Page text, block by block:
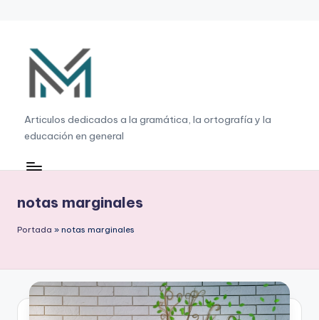
contenido
G
r
a
á
ti
a
,
Articulos dedicados a la gramática, la ortografía y la
educación en general
notas marginales
Portada » notas marginales